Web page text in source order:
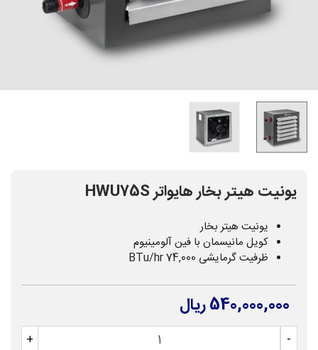
یونیت هیتر بخار هایواتر HWU75S
یونیت هیتر بخار
کویل مانیسمان با فین آلومینیوم
ظرفیت گرمایشی 74,000 BTu/hr
540,000,000 ریال
-
+